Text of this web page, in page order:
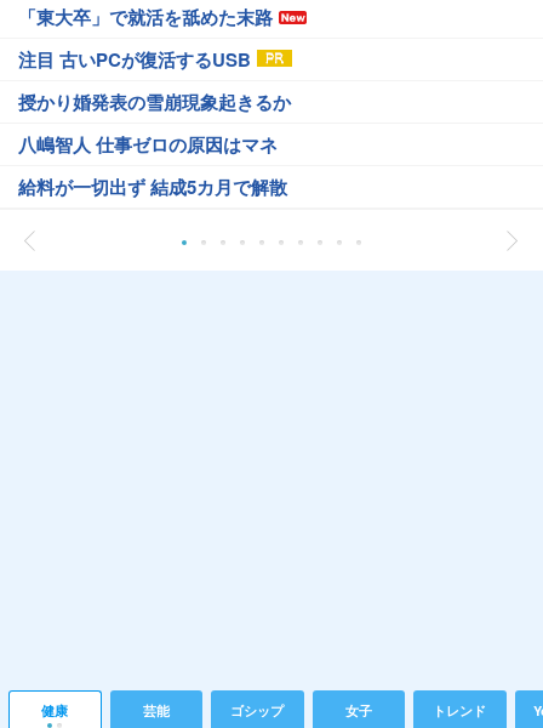
「東大卒」で就活を舐めた末路
注目 古いPCが復活するUSB
授かり婚発表の雪崩現象起きるか
八嶋智人 仕事ゼロの原因はマネ
給料が一切出ず 結成5カ月で解散
健康 芸能 ゴシップ 女子 トレンド